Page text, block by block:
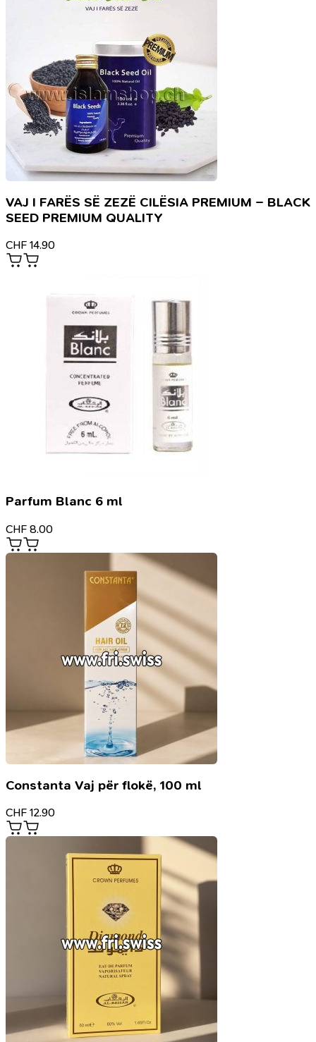
VAJ I FARËS SË ZEZË CILËSIA PREMIUM – BLACK
SEED PREMIUM QUALITY
CHF 14.90
Parfum Blanc 6 ml
CHF 8.00
Constanta Vaj për flokë, 100 ml
CHF 12.90